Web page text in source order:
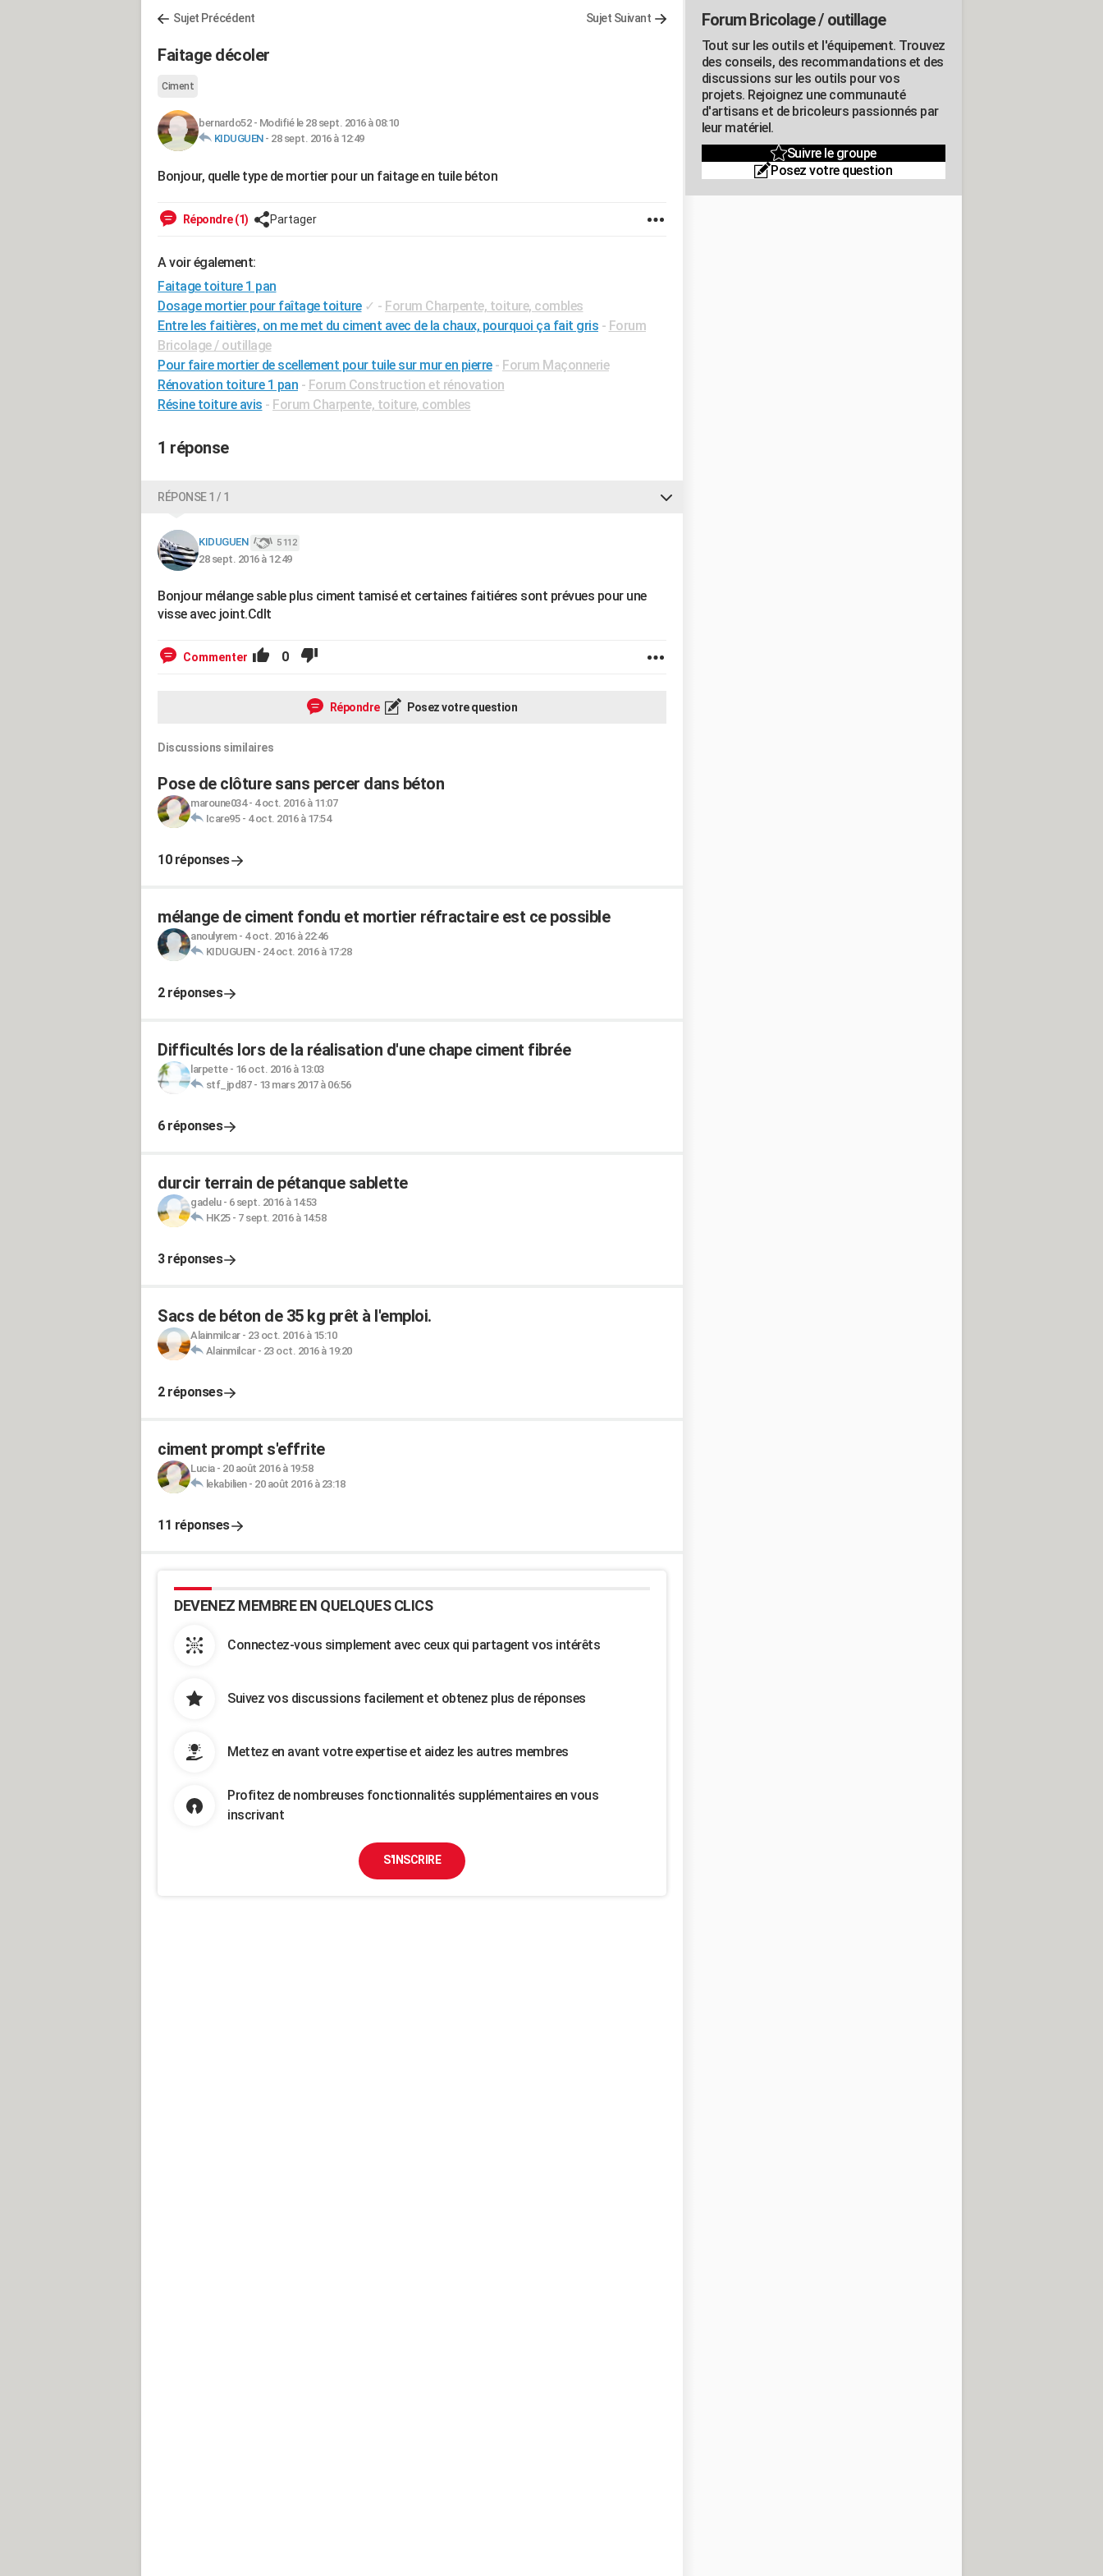
Sujet Précédent Sujet Suivant
Faitage décoler
Ciment
bernardo52- Modifié le 28 sept. 2016 à 08:10
KIDUGUEN- 28 sept. 2016 à 12:49
Bonjour, quelle type de mortier pour un faitage en tuile béton
Répondre (1) Partager
A voir également:
Faitage toiture 1 pan
Dosage mortier pour faîtage toiture ✓ - Forum Charpente, toiture, combles
Entre les faitières, on me met du ciment avec de la chaux, pourquoi ça fait gris - Forum
Bricolage / outillage
Pour faire mortier de scellement pour tuile sur mur en pierre - Forum Maçonnerie
Rénovation toiture 1 pan - Forum Construction et rénovation
Résine toiture avis - Forum Charpente, toiture, combles
1 réponse
RÉPONSE 1 / 1
KIDUGUEN 5 112
28 sept. 2016 à 12:49
Bonjour mélange sable plus ciment tamisé et certaines faitiéres sont prévues pour une
visse avec joint.Cdlt
Commenter 0
Répondre Posez votre question
Discussions similaires
Pose de clôture sans percer dans béton
maroune034- 4 oct. 2016 à 11:07
Icare95- 4 oct. 2016 à 17:54
10 réponses
mélange de ciment fondu et mortier réfractaire est ce possible
anoulyrem- 4 oct. 2016 à 22:46
KIDUGUEN- 24 oct. 2016 à 17:28
2 réponses
Difficultés lors de la réalisation d'une chape ciment fibrée
larpette- 16 oct. 2016 à 13:03
stf_jpd87- 13 mars 2017 à 06:56
6 réponses
durcir terrain de pétanque sablette
gadelu- 6 sept. 2016 à 14:53
HK25- 7 sept. 2016 à 14:58
3 réponses
Sacs de béton de 35 kg prêt à l'emploi.
Alainmilcar- 23 oct. 2016 à 15:10
Alainmilcar- 23 oct. 2016 à 19:20
2 réponses
ciment prompt s'effrite
Lucia- 20 août 2016 à 19:58
lekabilien- 20 août 2016 à 23:18
11 réponses
DEVENEZ MEMBRE EN QUELQUES CLICS
Connectez-vous simplement avec ceux qui partagent vos intérêts
Suivez vos discussions facilement et obtenez plus de réponses
Mettez en avant votre expertise et aidez les autres membres
Profitez de nombreuses fonctionnalités supplémentaires en vous
inscrivant
S'INSCRIRE
Forum Bricolage / outillage
Tout sur les outils et l'équipement. Trouvez
des conseils, des recommandations et des
discussions sur les outils pour vos
projets. Rejoignez une communauté
d'artisans et de bricoleurs passionnés par
leur matériel.
Suivre le groupe
Posez votre question